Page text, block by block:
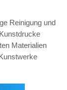
Reinigung und
Materialien